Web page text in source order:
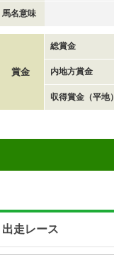
馬名意味
賞金
総賞金
内地方賞金
収得賞金（平地）
出走レース